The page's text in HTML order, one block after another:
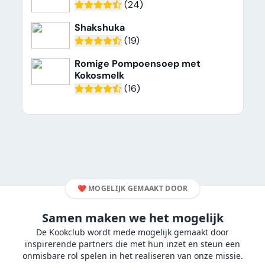
(24)
Shakshuka
(19)
Romige Pompoensoep met
Kokosmelk
(16)
❤️ MOGELIJK GEMAAKT DOOR
Samen maken we het mogelijk
De Kookclub wordt mede mogelijk gemaakt door
inspirerende partners die met hun inzet en steun een
onmisbare rol spelen in het realiseren van onze missie.